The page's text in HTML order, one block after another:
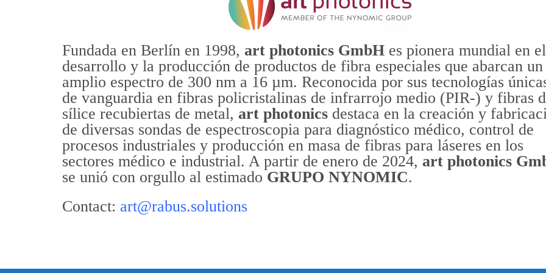
Fundada en Berlín en 1998, art photonics GmbH es pionera mundial en el
desarrollo y la producción de productos de fibra especiales que abarcan un
amplio espectro de 300 nm a 16 µm. Reconocida por sus tecnologías
de vanguardia en fibras policristalinas de infrarrojo medio (PIR-) y fibras
sílice recubiertas de metal, art photonics destaca en la creación y
de diversas sondas de espectroscopia para diagnóstico médico, control de
procesos industriales y producción en masa de fibras para láseres en los
sectores médico e industrial. A partir de enero de 2024, art photonics
se unió con orgullo al estimado GRUPO NYNOMIC.
Contact: art@rabus.solutions